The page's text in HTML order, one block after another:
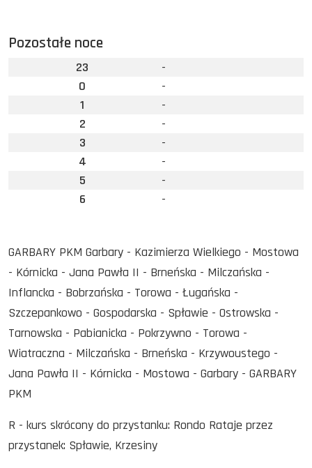
Pozostałe noce
23
-
0
-
1
-
2
-
3
-
4
-
5
-
6
-
GARBARY PKM Garbary - Kazimierza Wielkiego - Mostowa
- Kórnicka - Jana Pawła II - Brneńska - Milczańska -
Inflancka - Bobrzańska - Torowa - Ługańska -
Szczepankowo - Gospodarska - Spławie - Ostrowska -
Tarnowska - Pabianicka - Pokrzywno - Torowa -
Wiatraczna - Milczańska - Brneńska - Krzywoustego -
Jana Pawła II - Kórnicka - Mostowa - Garbary - GARBARY
PKM
R - kurs skrócony do przystanku: Rondo Rataje przez
przystanek: Spławie, Krzesiny